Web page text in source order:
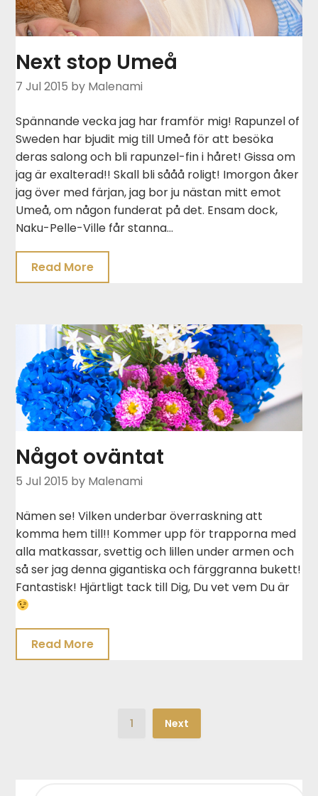
Next stop Umeå
7 Jul 2015 by Malenami
Spännande vecka jag har framför mig! Rapunzel of
Sweden har bjudit mig till Umeå för att besöka
deras salong och bli rapunzel-fin i håret! Gissa om
jag är exalterad!! Skall bli sååå roligt! Imorgon åker
jag över med färjan, jag bor ju nästan mitt emot
Umeå, om någon funderat på det. Ensam dock,
Naku-Pelle-Ville får stanna…
Read More
Något oväntat
5 Jul 2015 by Malenami
Nämen se! Vilken underbar överraskning att
komma hem till!! Kommer upp för trapporna med
alla matkassar, svettig och lillen under armen och
så ser jag denna gigantiska och färggranna bukett!
Fantastisk! Hjärtligt tack till Dig, Du vet vem Du är
Read More
1 Next